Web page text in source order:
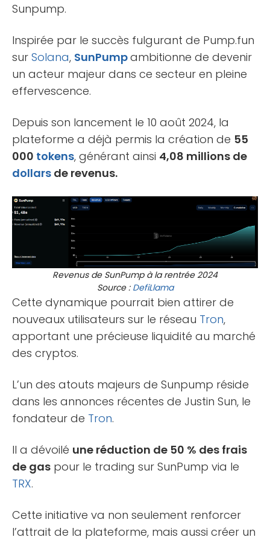
Sunpump.
Inspirée par le succès fulgurant de Pump.fun
sur Solana, SunPumpambitionne de devenir
un acteur majeur dans ce secteur en pleine
effervescence.
Depuis son lancement le 10 août 2024, la
plateforme a déjà permis la création de 55
000 tokens, générant ainsi 4,08 millions de
dollars de revenus.
Revenus de SunPump à la rentrée 2024
Source : DefiLlama
Cette dynamique pourrait bien attirer de
nouveaux utilisateurs sur le réseau Tron,
apportant une précieuse liquidité au marché
des cryptos.
L’un des atouts majeurs de Sunpump réside
dans les annonces récentes de Justin Sun, le
fondateur de Tron.
Il a dévoilé une réduction de 50 % des frais
de gas pour le trading sur SunPump via le
TRX.
Cette initiative va non seulement renforcer
l’attrait de la plateforme, mais aussi créer un